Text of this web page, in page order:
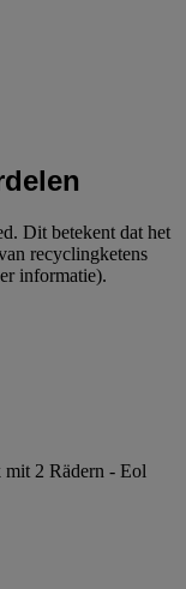
Dit betekent dat het
recyclingketens
informatie).
2 Rädern - Eol